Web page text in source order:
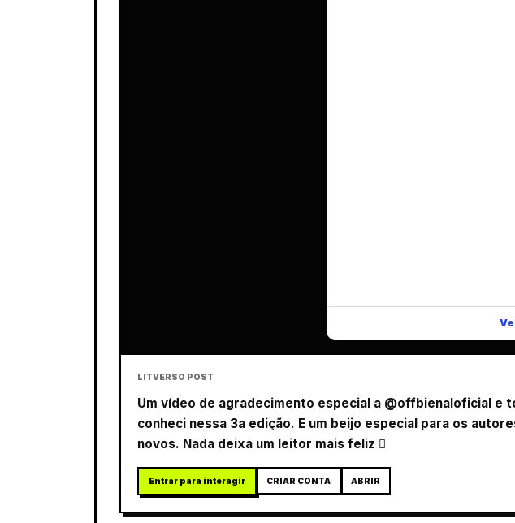
LITVERSO POST
Um vídeo de agradecimento especial a @offbienaloficial e
conheci nessa 3a edição. E um beijo especial para os
novos. Nada deixa um leitor mais feliz 
Entrar para interagir CRIAR CONTA ABRIR